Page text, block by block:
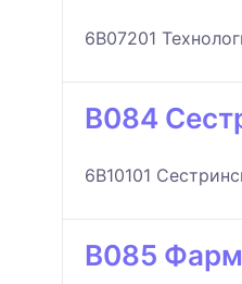
6B07201
B084
6B10101
B085